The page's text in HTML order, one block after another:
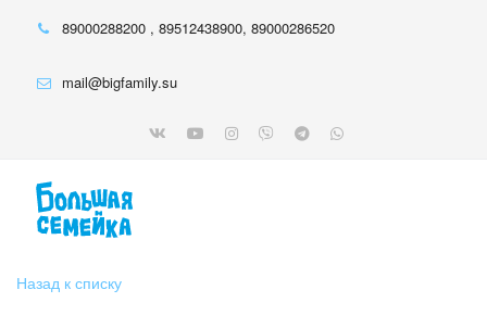
89000288200 , 89512438900, 89000286520
mail@bigfamily.su
Назад к списку